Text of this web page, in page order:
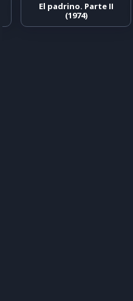
El padrino. Parte II
(1974)